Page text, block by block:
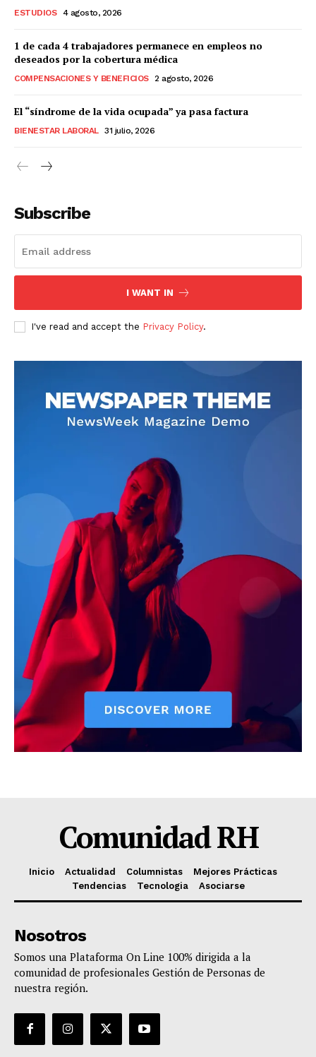
ESTUDIOS 4 agosto, 2026
1 de cada 4 trabajadores permanece en empleos no
deseados por la cobertura médica
COMPENSACIONES Y BENEFICIOS 2 agosto, 2026
El “síndrome de la vida ocupada” ya pasa factura
BIENESTAR LABORAL 31 julio, 2026
Subscribe
I WANT IN
I've read and accept the Privacy Policy.
Comunidad RH
Inicio Actualidad Columnistas
Mejores Prácticas
Tendencias
Tecnologia Asociarse
Nosotros
Somos una Plataforma On Line 100% dirigida a la
comunidad de profesionales Gestión de Personas de
nuestra región.